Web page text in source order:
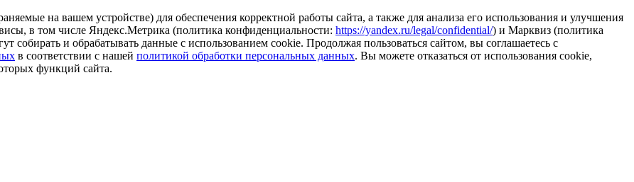
на вашем устройстве) для обеспечения корректной работы сайта, а также для анализа его использования и улучшения
в том числе Яндекс.Метрика (политика конфиденциальности: https://yandex.ru/legal/confidential/) и Марквиз (политика
собирать и обрабатывать данные с использованием cookie. Продолжая пользоваться сайтом, вы соглашаетесь с
в соответствии с нашей политикой обработки персональных данных. Вы можете отказаться от использования cookie,
функций сайта.